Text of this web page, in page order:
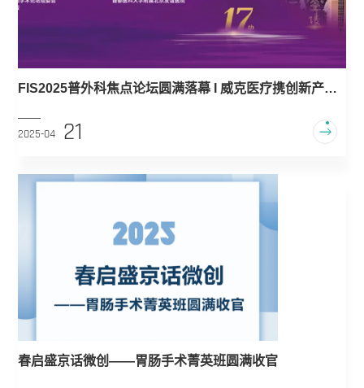
FIS2025普外科焦点论坛圆满落幕 I 威克医疗携创新产品
2025-04 21
春启盛京话微创——胃肠手术菁英班圆满收官